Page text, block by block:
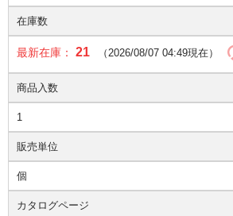
在庫数
最新在庫： 21 （2026/08/07 04:49現在）
商品入数
1
販売単位
個
カタログページ